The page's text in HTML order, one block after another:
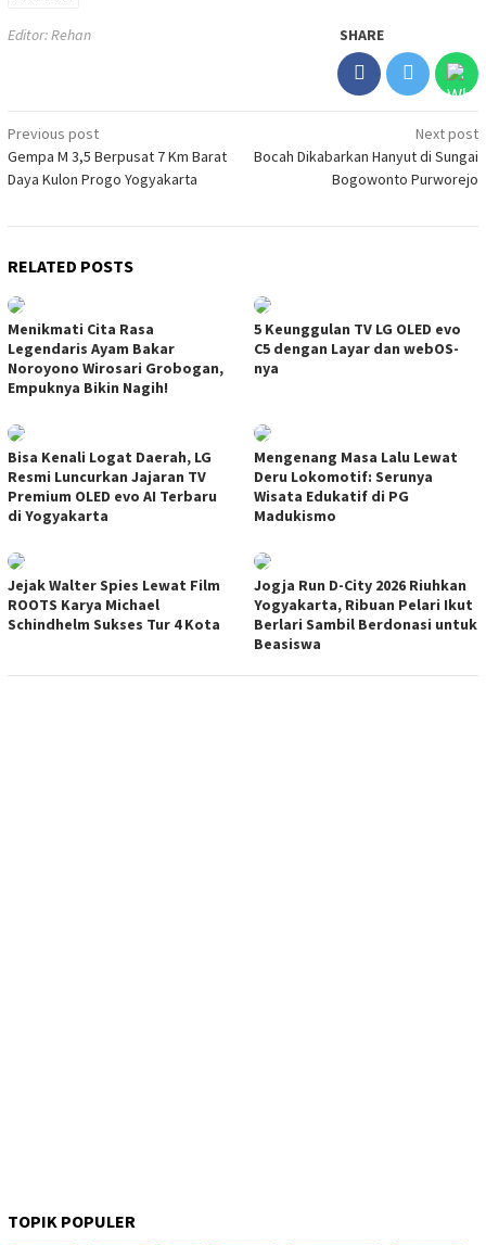
Editor: Rehan SHARE
Post
navigation
Previous post
Gempa M 3,5 Berpusat 7 Km Barat
Daya Kulon Progo Yogyakarta
Next post
Bocah Dikabarkan Hanyut di Sungai
Bogowonto Purworejo
RELATED POSTS
Menikmati Cita Rasa
Legendaris Ayam Bakar
Noroyono Wirosari Grobogan,
Empuknya Bikin Nagih!
5 Keunggulan TV LG OLED evo
C5 dengan Layar dan webOS-
nya
Bisa Kenali Logat Daerah, LG
Resmi Luncurkan Jajaran TV
Premium OLED evo AI Terbaru
di Yogyakarta
Mengenang Masa Lalu Lewat
Deru Lokomotif: Serunya
Wisata Edukatif di PG
Madukismo
Jejak Walter Spies Lewat Film
ROOTS Karya Michael
Schindhelm Sukses Tur 4 Kota
Jogja Run D-City 2026 Riuhkan
Yogyakarta, Ribuan Pelari Ikut
Berlari Sambil Berdonasi untuk
Beasiswa
TOPIK POPULER